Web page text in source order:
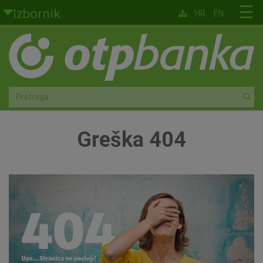
Skoči na glavni sadržaj
Izbornik
Građani
Privatno bankarstvo
Agro
Faktoring
O nama
☰
HR EN
Greška 404